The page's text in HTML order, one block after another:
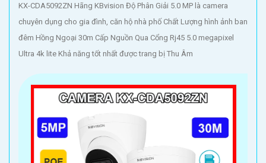
KX-CDA5092ZN Hãng KBvision Độ Phân Giải 5.0 MP là camera
chuyên dụng cho gia đình, căn hộ nhà phố Chất Lượng hình ảnh ban
đêm Hồng Ngoại 30m Cấp Nguồn Qua Cổng Rj45 5.0 megapixel
Ultra 4k lite Khả năng tốt nhất được trang bị Thu Âm